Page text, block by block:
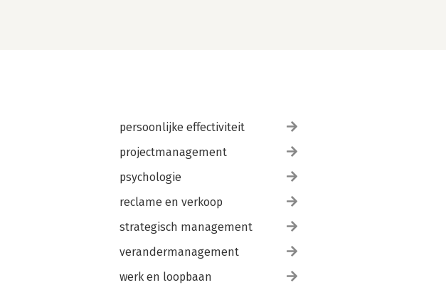
persoonlijke effectiviteit
projectmanagement
psychologie
reclame en verkoop
strategisch management
verandermanagement
werk en loopbaan